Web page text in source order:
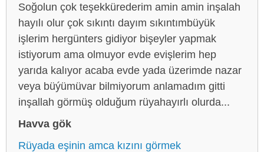
Soğolun çok teşekkürederim amin amin inşalah
hayılı olur çok sıkıntı dayım sıkıntımbüyük
işlerim hergünters gidiyor bişeyler yapmak
istiyorum ama olmuyor evde evişlerim hep
yarıda kalıyor acaba evde yada üzerimde nazar
veya büýümüvar bilmiyorum anlamadım gitti
inşallah görmüş olduğum rüyahayırlı olurda...
Havva gök
Rüyada eşinin amca kızını görmek